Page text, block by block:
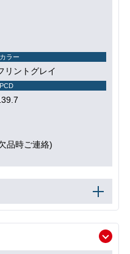
カラー
リントグレイ
PCD
品時ご連絡)